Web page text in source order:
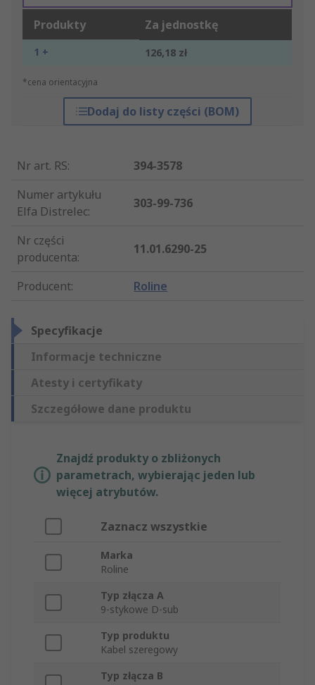
Produkty Za jednostkę
1 + 126,18 zł
*cena orientacyjna
Dodaj do listy części (BOM)
Nr art. RS:
394-3578
Numer artykułu
Elfa Distrelec:
303-99-736
Nr części
producenta:
11.01.6290-25
Producent: Roline
Specyfikacje
Informacje techniczne
Atesty i certyfikaty
Szczegółowe dane produktu
Znajdź produkty o zbliżonych
parametrach, wybierając jeden lub
więcej atrybutów.
Zaznacz wszystkie
Marka
Roline
Typ złącza A
9-stykowe D-sub
Typ produktu
Kabel szeregowy
Typ złącza B